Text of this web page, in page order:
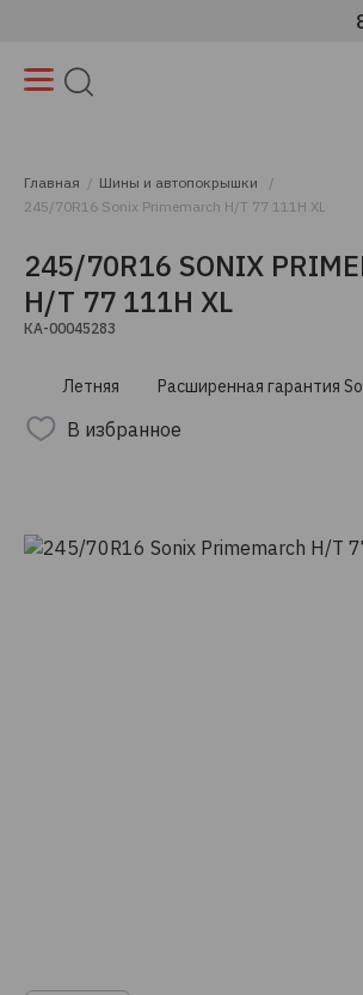
Главная
Шины и автопокрышки
245/70R16 Sonix Primemarch H/T 77 111H XL
245/70R16 SONIX
H/T 77 111H XL
КА-00045283
Летняя Расширенная гарантия
В избранное